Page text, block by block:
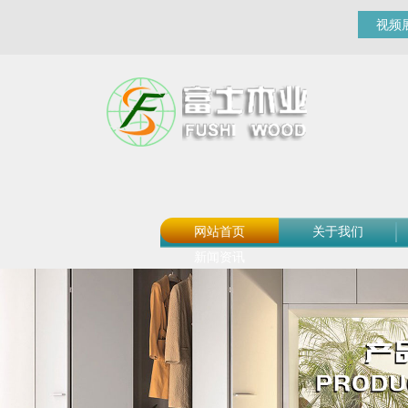
视频
网站首页
关于我们